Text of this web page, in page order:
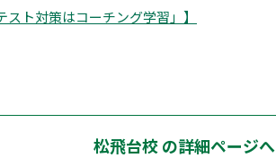
ト対策はコーチング学習」】
松飛台校 の詳細ページへ